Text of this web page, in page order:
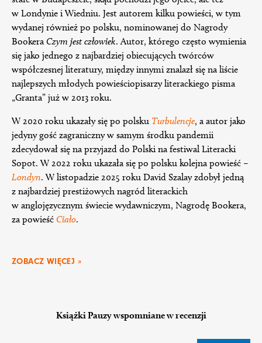
w Londynie i Wiedniu. Jest autorem kilku powieści, w tym
wydanej również po polsku, nominowanej do Nagrody
BookeraCzym jest człowiek. Autor, którego często wymienia
się jako jednego z najbardziej obiecujących twórców
współczesnej literatury, między innymi znalazł się na liście
najlepszych młodych powieściopisarzy literackiego pisma
„Granta” już w 2013 roku.
W 2020 roku ukazały się po polsku Turbulencje, a autor jako
jedyny gość zagraniczny w samym środku pandemii
zdecydował się na przyjazd do Polski na festiwal Literacki
Sopot. W 2022 roku ukazała się po polsku kolejna powieść –
Londyn. W listopadzie 2025 roku David Szalay zdobył jedną
z najbardziej prestiżowych nagród literackich
w anglojęzycznym świecie wydawniczym, Nagrodę Bookera,
za powieść Ciało.
ZOBACZ WIĘCEJ »
Książki Pauzy wspomniane w recenzji